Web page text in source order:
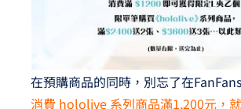
在預購商品的同時，別忘了在
消費 hololive 系列商品滿1,200元，